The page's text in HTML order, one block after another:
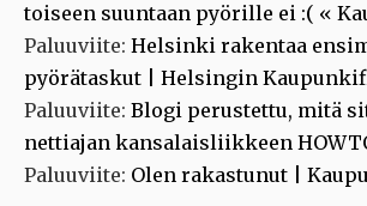
toiseen suuntaan pyörille ei :( «
Paluuviite: Helsinki rakentaa
pyörätaskut | Helsingin
Paluuviite: Blogi perustettu, mitä
nettiajan kansalaisliikkeen
Paluuviite: Olen rakastunut |